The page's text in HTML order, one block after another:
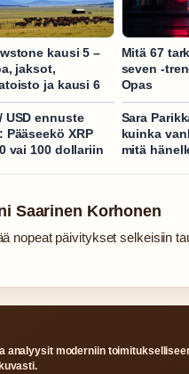
kausi 5 –
jaksot,
ja kausi 6
Mitä 67
seven -
Opas
USD ennuste
Pääseekö XRP
vai 100 dollariin
Sara
kuinka
mitä
Saarinen Korhonen
nopeat päivitykset selkeisiin
analyysit moderniin